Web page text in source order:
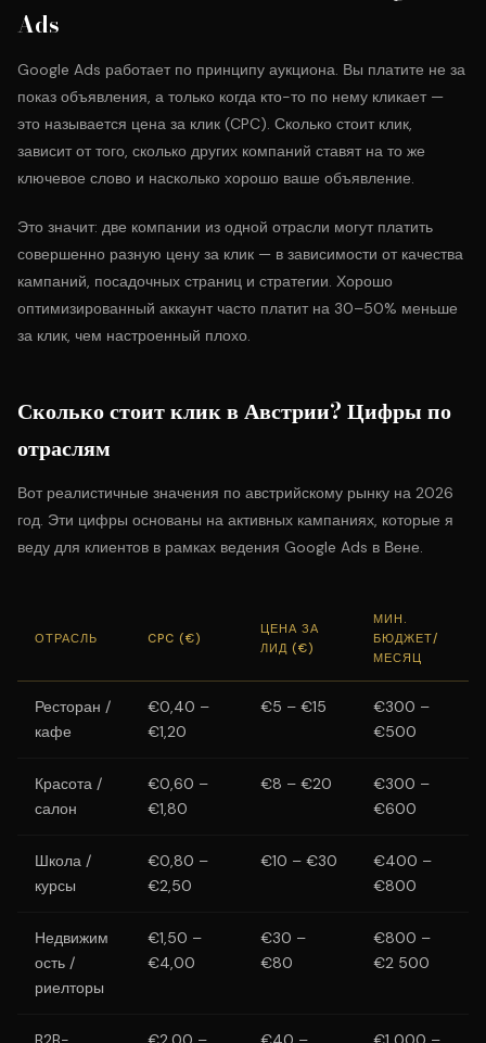
Ads
Google Ads работает по принципу аукциона. Вы платите не за
показ объявления, а только когда кто-то по нему кликает —
это называется цена за клик (CPC). Сколько стоит клик,
зависит от того, сколько других компаний ставят на то же
ключевое слово и насколько хорошо ваше объявление.
Это значит: две компании из одной отрасли могут платить
совершенно разную цену за клик — в зависимости от качества
кампаний, посадочных страниц и стратегии. Хорошо
оптимизированный аккаунт часто платит на 30–50% меньше
за клик, чем настроенный плохо.
Сколько стоит клик в Австрии? Цифры по
отраслям
Вот реалистичные значения по австрийскому рынку на 2026
год. Эти цифры основаны на активных кампаниях, которые я
веду для клиентов в рамках ведения Google Ads в Вене.
ОТРАСЛЬ CPC (€)
ЦЕНА ЗА
ЛИД (€)
МИН.
БЮДЖЕТ/
МЕСЯЦ
Ресторан /
кафе
€0,40 –
€1,20
€5 – €15
€300 –
€500
Красота /
салон
€0,60 –
€1,80
€8 – €20
€300 –
€600
Школа /
курсы
€0,80 –
€2,50
€10 – €30
€400 –
€800
Недвижим
ость /
риелторы
€1,50 –
€4,00
€30 –
€80
€800 –
€2 500